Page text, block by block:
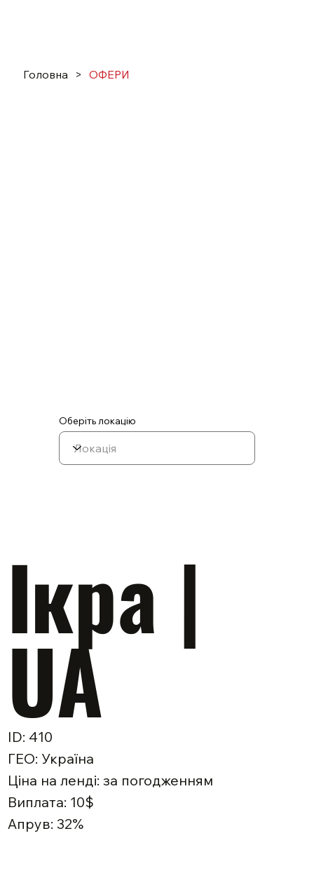
Оберіть локацію
Ікра |
UA
ID: 410
ГЕО: Україна
Ціна на ленді: за погодженням
Виплата: 10$
Апрув: 32%
Головна > ОФЕРИ